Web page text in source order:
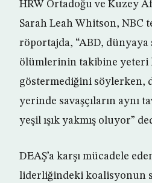
HRW Ortadoğu ve Kuzey
Sarah Leah Whitson, NBC
röportajda, “ABD, dünyaya
ölümlerinin takibine yeteri
göstermediğini söylerken,
yerinde savaşçıların aynı
yeşil ışık yakmış oluyor”
DEAŞ’a karşı mücadele
liderliğindeki koalisyonun